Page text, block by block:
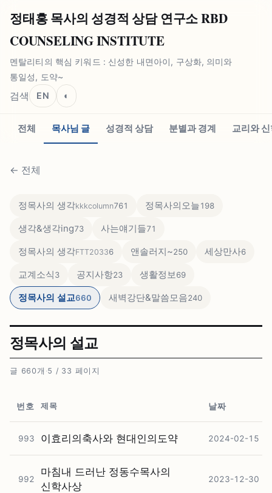
정태홍 목사의 성경적 상담 연구소 RBD
COUNSELING INSTITUTE
멘탈리티의 핵심 키워드 : 신성한 내면아이, 구상화, 의미와
통일성, 도약~
검색 EN ◐
전체 목사님 글 성경적 상담 분별과 경계 교리와
← 전체
정목사의 생각kkkcolumn761 정목사의오늘198
생각&생각ing73 사는얘기들71
정목사의 생각FTT20336 앤솔러지~250 세상만사6
교계소식3 공지사항23 생활정보69
정목사의 설교660 새벽강단&말씀모음240
정목사의 설교
글 660개 ·5 / 33 페이지
번호 제목 날짜
993 이효리의축사와 현대인의도약 2024-02-15
992
마침내 드러난 정동수목사의
신학사상
2023-12-30